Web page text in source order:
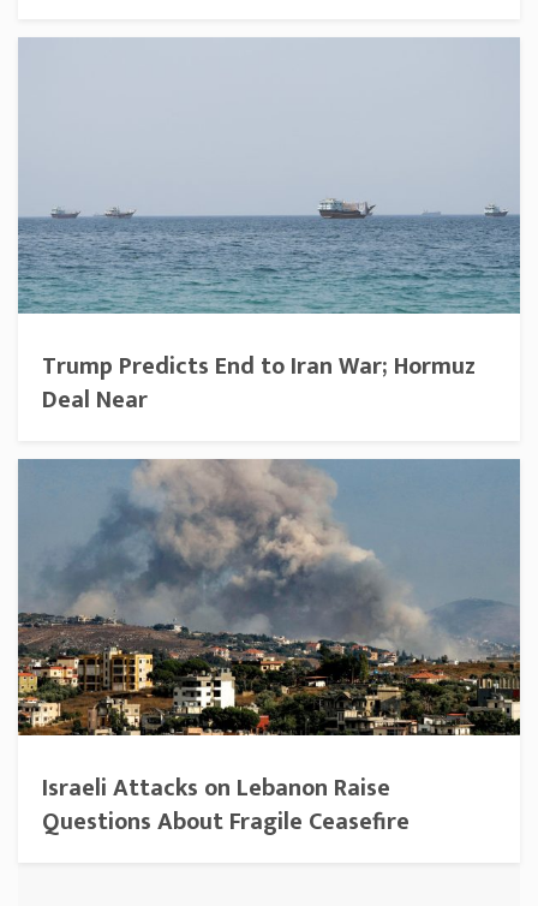
Trump Predicts End to Iran War; Hormuz
Deal Near
Israeli Attacks on Lebanon Raise
Questions About Fragile Ceasefire